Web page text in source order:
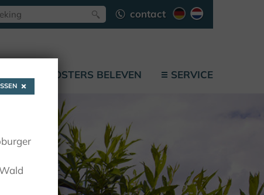
contact
KLOOSTERS BELEVEN SERVICE